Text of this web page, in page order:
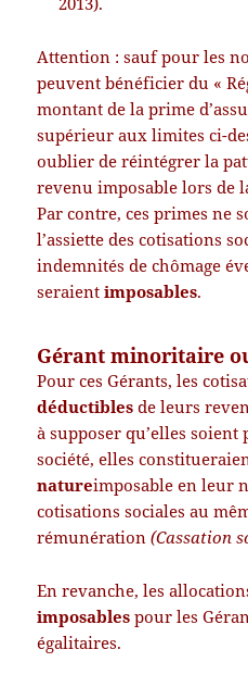
Attention : sauf pour les
peuvent bénéficier du «
montant de la prime
supérieur aux limites ci-
oublier de réintégrer la
revenu imposable lors de
Par contre, ces primes ne
l’assiette des cotisations
indemnités de chômage
seraientimposables.
Gérant minoritaire
Pour ces Gérants, les
déductibles de leurs
à supposer qu’elles
société, elles
natureimposable en leur
cotisations sociales au
rémunération(Cassation
En revanche, les
imposables pour les
égalitaires.